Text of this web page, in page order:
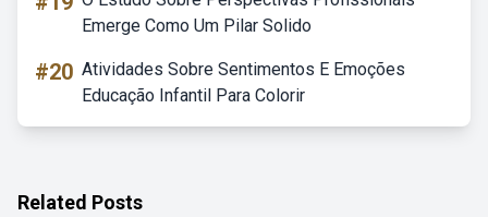
Emerge Como Um Pilar Solido
#20 Atividades Sobre Sentimentos E Emoções
Educação Infantil Para Colorir
Related Posts